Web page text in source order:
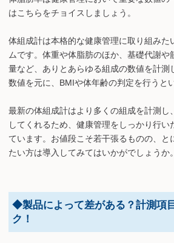
はこちらをチョイスしましょう。
体組成計は本格的な健康管理に取り組みた
ムです。体重や体脂肪のほか、基礎代謝や
量など、ありとあらゆる組成の数値を計測
数値を元に、BMIや体年齢の判定を行うと
最新の体組成計はより多くの組成を計測し
してくれるため、健康管理をしっかり行
ています。お値段こそ若干張るものの、と
たい方は導入してみてはいかがでしょうか。
◆製品によって差がある？計測項
ク！